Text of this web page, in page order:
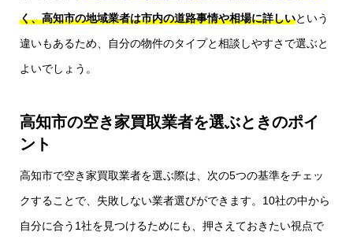
く、高知市の地域業者は市内の道路事情や相場に詳しいという
違いもあるため、自分の物件のタイプと相談しやすさで選ぶと
よいでしょう。
高知市の空き家買取業者を選ぶときのポイ
ント
高知市で空き家買取業者を選ぶ際は、次の5つの基準をチェッ
クすることで、失敗しない業者選びができます。10社の中から
自分に合う1社を見つけるためにも、押さえておきたい視点で